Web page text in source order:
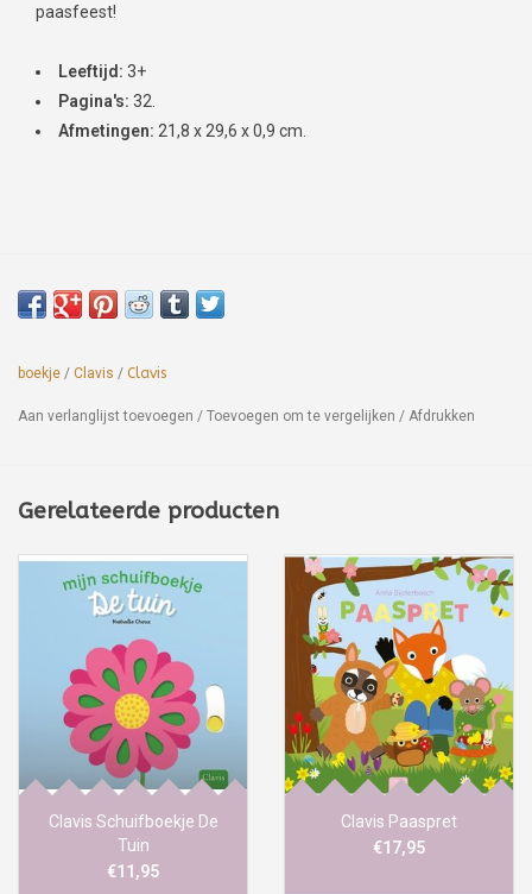
paasfeest!
Leeftijd: 3+
Pagina's: 32.
Afmetingen: 21,8 x 29,6 x 0,9 cm.
boekje / Clavis / Clavis
Aan verlanglijst toevoegen / Toevoegen om te vergelijken / Afdrukken
Gerelateerde producten
Clavis Schuifboekje De
Tuin
€11,95
Clavis Paaspret
€17,95